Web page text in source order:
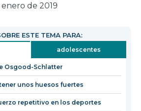
en
una
ventana
de 2019
ESTE TEMA PARA:
adolescentes
Osgood-Schlatter
unos huesos fuertes
repetitivo en los deportes